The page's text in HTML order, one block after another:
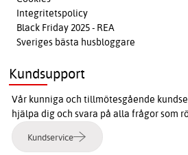
Integritetspolicy
Black Friday 2025 - REA
Sveriges bästa husbloggare
Kundsupport
Vår kunniga och tillmötesgående
hjälpa dig och svara på alla frågor som
Kundservice